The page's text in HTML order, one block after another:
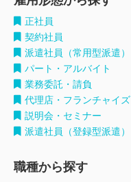
正社員
契約社員
派遣社員（常用型派遣）
パート・アルバイト
業務委託・請負
代理店・フランチャイズ
説明会・セミナー
派遣社員（登録型派遣）
職種から探す